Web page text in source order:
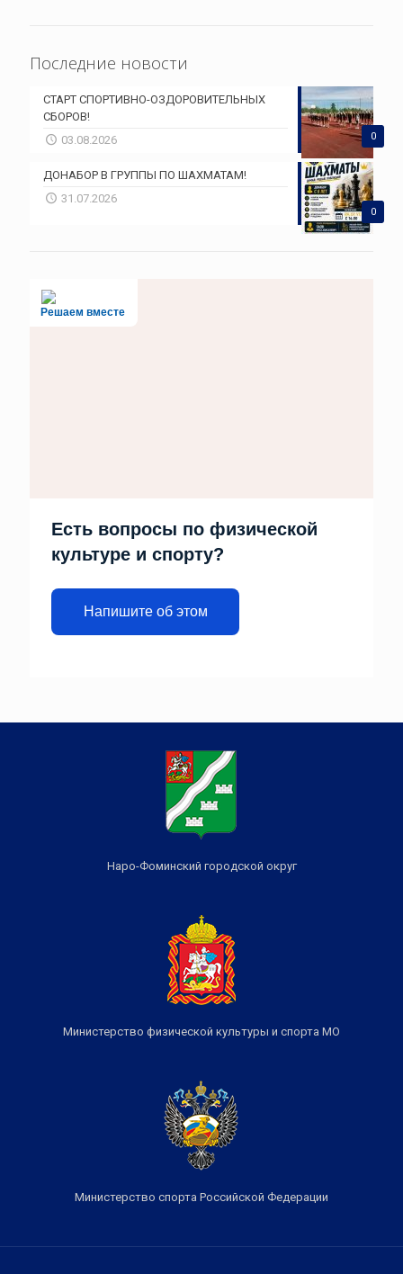
Последние новости
0
СТАРТ СПОРТИВНО-ОЗДОРОВИТЕЛЬНЫХ
СБОРОВ!
03.08.2026
0
ДОНАБОР В ГРУППЫ ПО ШАХМАТАМ!
31.07.2026
Решаем вместе
Есть вопросы по физической
культуре и спорту?
Напишите об этом
Наро-Фоминский городской округ
Министерство физической культуры и спорта МО
Министерство спорта Российской Федерации